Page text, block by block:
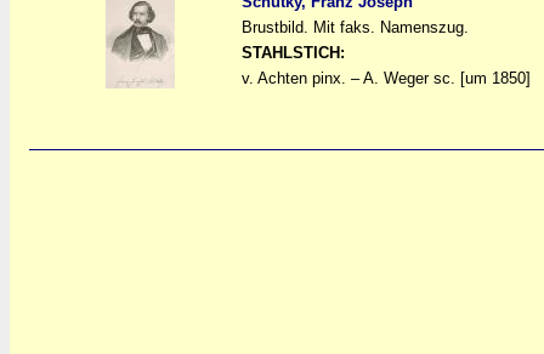
Brustbild. Mit faks. Namenszug.
STAHLSTICH:
v. Achten pinx. – A. Weger sc. [um 1850]